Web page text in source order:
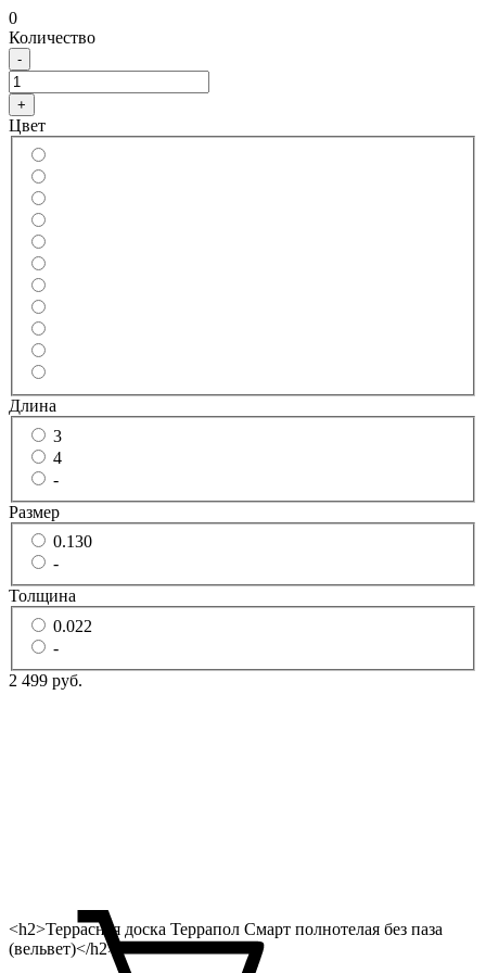
0
Количество
-
+
Цвет
Длина
3
4
-
Размер
0.130
-
Толщина
0.022
-
2 499 руб.
<h2>Террасная доска Террапол Смарт полнотелая без паза
(вельвет)</h2>